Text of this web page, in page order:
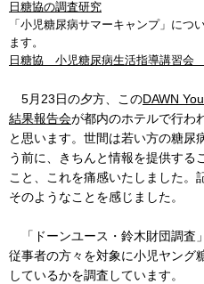
日糖協の調査研究
「小児糖尿病サマーキャンプ」につ
ます。
日糖協 小児糖尿病生活指導講習会
5月23日の夕方、このDAWN
結果報告会が都内のホテルで行わ
と思います。世間は若い方の糖尿
う前に、きちんと情報を提供する
こと、これを痛感いたしました。
そのようなことを感じました。
「ドーンユース・鈴木財団調査
従事者の方々を対象に小児ヤング
しているかを調査しています。